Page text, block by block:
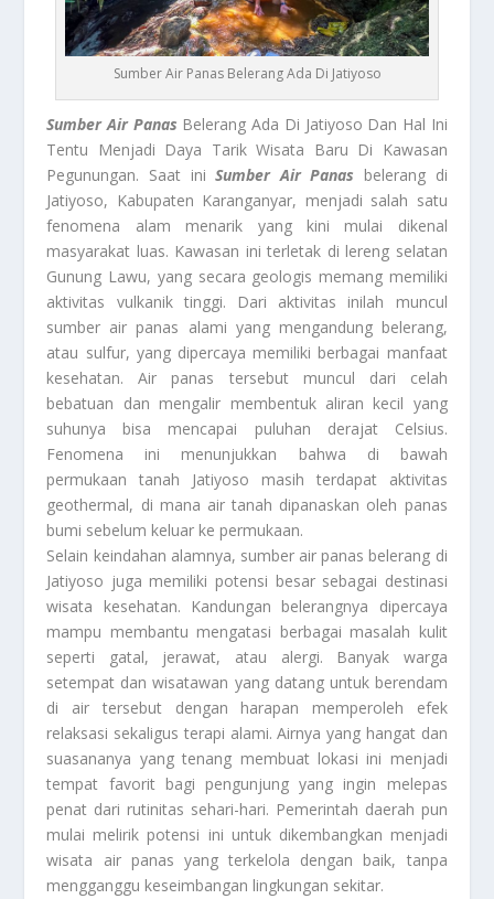
Sumber Air Panas Belerang Ada Di Jatiyoso
Sumber Air Panas Belerang Ada Di Jatiyoso Dan Hal Ini
Tentu Menjadi Daya Tarik Wisata Baru Di Kawasan
Pegunungan. Saat iniSumber Air Panas belerang di
Jatiyoso, Kabupaten Karanganyar, menjadi salah satu
fenomena alam menarik yang kini mulai dikenal
masyarakat luas. Kawasan ini terletak di lereng selatan
Gunung Lawu, yang secara geologis memang memiliki
aktivitas vulkanik tinggi. Dari aktivitas inilah muncul
sumber air panas alami yang mengandung belerang,
atau sulfur, yang dipercaya memiliki berbagai manfaat
kesehatan. Air panas tersebut muncul dari celah
bebatuan dan mengalir membentuk aliran kecil yang
suhunya bisa mencapai puluhan derajat Celsius.
Fenomena ini menunjukkan bahwa di bawah
permukaan tanah Jatiyoso masih terdapat aktivitas
geothermal, di mana air tanah dipanaskan oleh panas
bumi sebelum keluar ke permukaan.
Selain keindahan alamnya, sumber air panas belerang di
Jatiyoso juga memiliki potensi besar sebagai destinasi
wisata kesehatan. Kandungan belerangnya dipercaya
mampu membantu mengatasi berbagai masalah kulit
seperti gatal, jerawat, atau alergi. Banyak warga
setempat dan wisatawan yang datang untuk berendam
di air tersebut dengan harapan memperoleh efek
relaksasi sekaligus terapi alami. Airnya yang hangat dan
suasananya yang tenang membuat lokasi ini menjadi
tempat favorit bagi pengunjung yang ingin melepas
penat dari rutinitas sehari-hari. Pemerintah daerah pun
mulai melirik potensi ini untuk dikembangkan menjadi
wisata air panas yang terkelola dengan baik, tanpa
mengganggu keseimbangan lingkungan sekitar.